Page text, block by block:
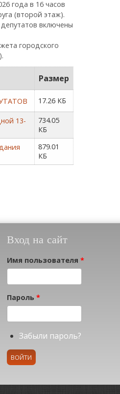
года в 16 часов
(второй этаж).
включены
городского
Размер
17.26 КБ
13-
734.05
КБ
879.01
КБ
Вход на сайт
Имя пользователя *
Пароль *
Забыли пароль?